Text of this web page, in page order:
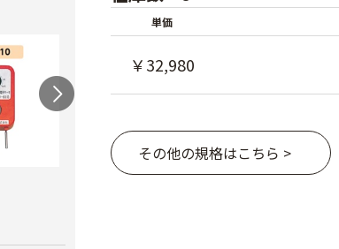
単価
￥32,980
その他の規格はこちら >